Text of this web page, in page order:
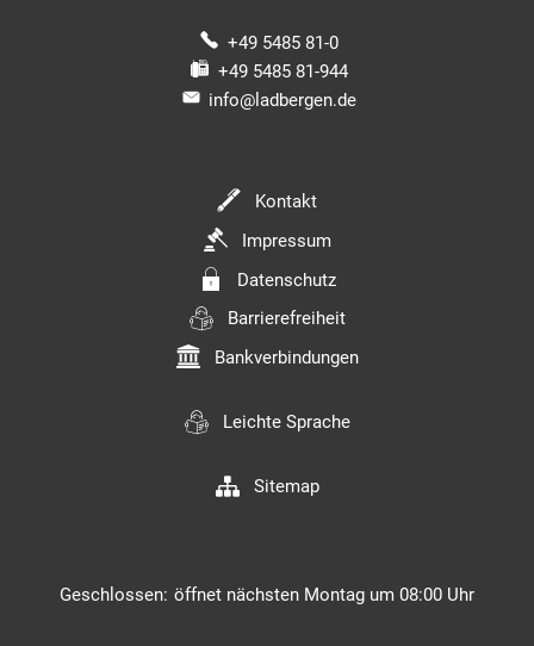
+49 5485 81-0
+49 5485 81-944
info@ladbergen.de
Kontakt
Impressum
Datenschutz
Barrierefreiheit
Bankverbindungen
Leichte Sprache
Sitemap
Klicken, um weitere Öffnungs- oder Schließzeiten
Geschlossen: öffnet nächsten Montag um 08:00 Uhr